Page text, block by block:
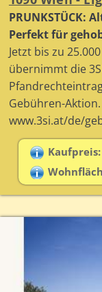
PRUNKSTÜCK:
Perfekt für
Jetzt bis zu
übernimmt die
Gebühren-
www.3si.at/de/